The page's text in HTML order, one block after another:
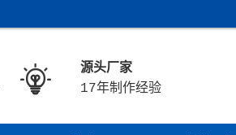

源头厂家
17年制作经验